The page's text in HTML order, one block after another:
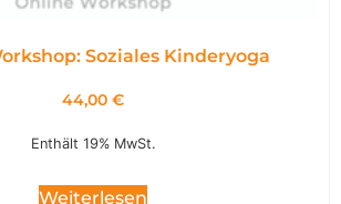
Soziales Kinderyoga
44,00 €
Enthält 19% MwSt.
Weiterlesen